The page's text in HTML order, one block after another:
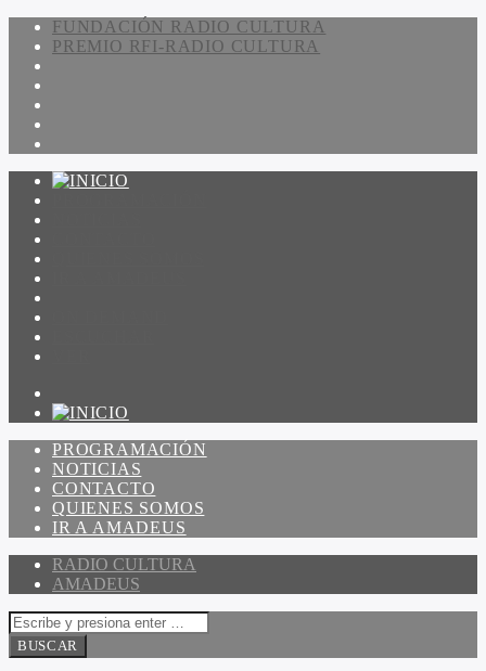
FUNDACIÓN RADIO CULTURA
PREMIO RFI-RADIO CULTURA
PROGRAMACIÓN
NOTICIAS
CONTACTO
QUIENES SOMOS
IR A AMADEUS
RADIO CULTURA
AMADEUS